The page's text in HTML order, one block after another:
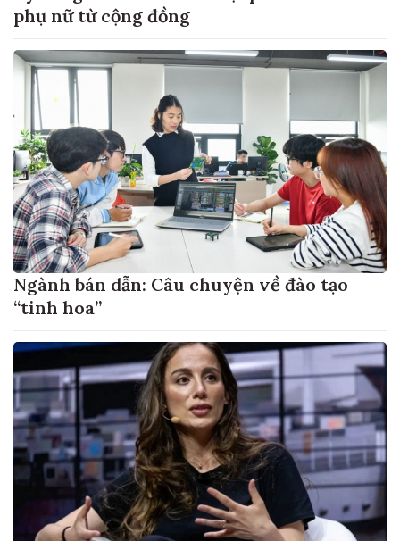
phụ nữ từ cộng đồng
Ngành bán dẫn: Câu chuyện về đào tạo
“tinh hoa”